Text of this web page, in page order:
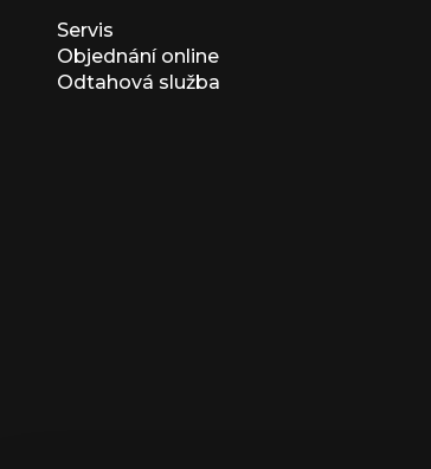
Servis
Objednání online
Odtahová služba